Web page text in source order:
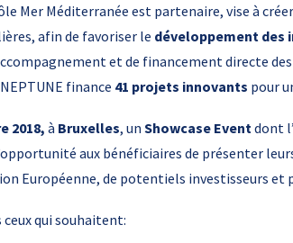
Mer Méditerranée est partenaire, vise à
afin de favoriser le développement des
et de financement directe
finance 41 projets innovants pour
2018, à Bruxelles, un Showcase Event dont
aux bénéficiaires de présenter
Européenne, de potentiels investisseurs
qui souhaitent: